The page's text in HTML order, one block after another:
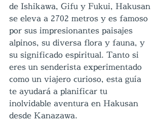
de Ishikawa, Gifu y Fukui, Hakusan
se eleva a 2702 metros y es famoso
por sus impresionantes paisajes
alpinos, su diversa flora y fauna, y
su significado espiritual. Tanto si
eres un senderista experimentado
como un viajero curioso, esta guía
te ayudará a planificar tu
inolvidable aventura en Hakusan
desde Kanazawa.